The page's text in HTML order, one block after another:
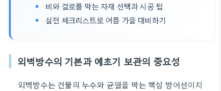
비와 결로를 막는 자재 선택과 시공 팁
실전 체크리스트로 여름 가을 대비하기
외벽방수의 기본과 예초기 보관의 중요성
외벽방수는 건물의 누수와 균열을 막는 핵심 방어선이지